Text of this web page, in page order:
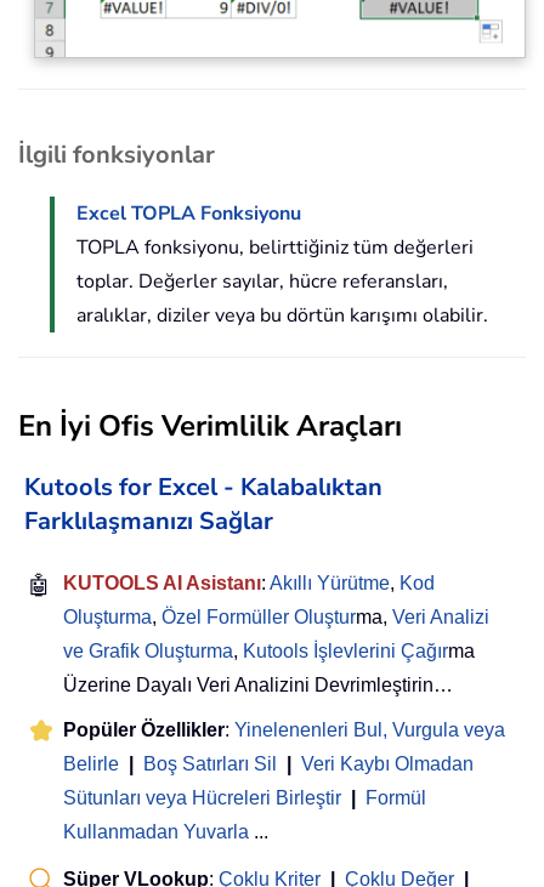
İlgili fonksiyonlar
Excel TOPLA Fonksiyonu
TOPLA fonksiyonu, belirttiğiniz tüm değerleri
toplar. Değerler sayılar, hücre referansları,
aralıklar, diziler veya bu dörtün karışımı olabilir.
En İyi Ofis Verimlilik Araçları
Kutools for Excel - Kalabalıktan
Farklılaşmanızı Sağlar
🤖 KUTOOLS AI Asistanı: Akıllı Yürütme, Kod
Oluşturma, Özel Formüller Oluşturma, Veri Analizi
ve Grafik Oluşturma, Kutools İşlevlerini Çağırma
Üzerine Dayalı Veri Analizini Devrimleştirin…
Popüler Özellikler: Yinelenenleri Bul, Vurgula veya
Belirle
Boş Satırları Sil
Veri Kaybı Olmadan
Sütunları veya Hücreleri Birleştir
Formül
Kullanmadan Yuvarla ...
Süper VLookup: Çoklu Kriter Çoklu Değer